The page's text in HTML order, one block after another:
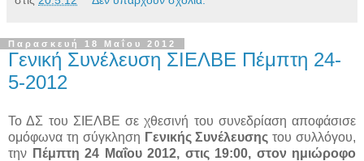
Παρασκευή 18 Μαΐου 2012
Γενική Συνέλευση ΣΙΕΛΒΕ Πέμπτη 24-
5-2012
Το ΔΣ του ΣΙΕΛΒΕ σε χθεσινή του συνεδρίαση αποφάσισε
ομόφωνα τη σύγκληση Γενικής Συνέλευσης του συλλόγου,
την Πέμπτη 24 Μαΐου 2012, στις 19:00, στον ημιώροφο